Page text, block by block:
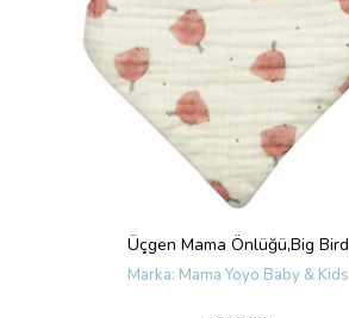
Üçgen Mama Önlüğü,Big Bird
Mama Yoyo Baby & Kids